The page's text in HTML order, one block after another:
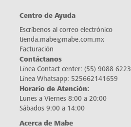
Centro de Ayuda
Escríbenos al correo electrónico
tienda.mabe@mabe.com.mx
Facturación
Contáctanos
Línea Contact center: (55) 9088 6223
Línea Whatsapp: 525662141659
Horario de Atención:
Lunes a Viernes 8:00 a 20:00
Sábados 9:00 a 14:00
Acerca de Mabe